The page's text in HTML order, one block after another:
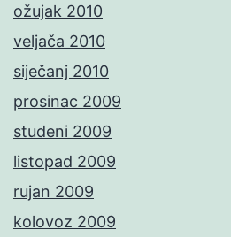
ožujak 2010
veljača 2010
siječanj 2010
prosinac 2009
studeni 2009
listopad 2009
rujan 2009
kolovoz 2009